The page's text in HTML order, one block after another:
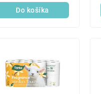
Do košíka